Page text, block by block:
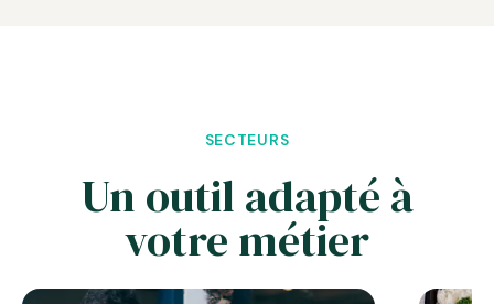
SECTEURS
Un outil adapté à
votre métier